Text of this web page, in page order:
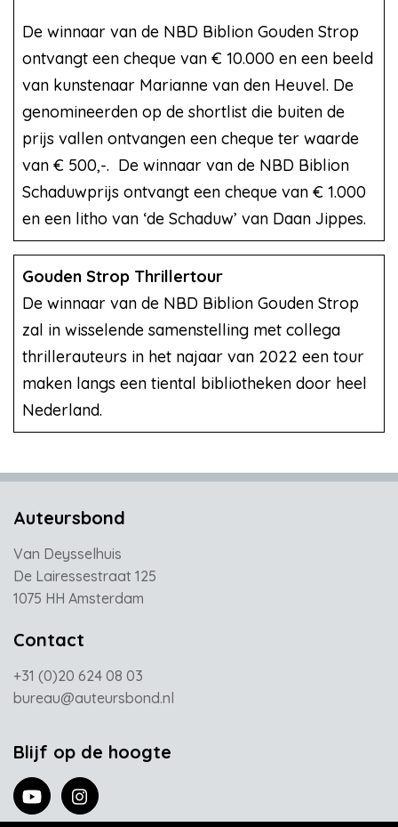
De winnaar van de NBD Biblion Gouden Strop
ontvangt een cheque van € 10.000 en een beeld
van kunstenaar Marianne van den Heuvel. De
genomineerden op de shortlist die buiten de
prijs vallen ontvangen een cheque ter waarde
van € 500,-. De winnaar van de NBD Biblion
Schaduwprijs ontvangt een cheque van € 1.000
en een litho van ‘de Schaduw’ van Daan Jippes.
Gouden Strop Thrillertour
De winnaar van de NBD Biblion Gouden Strop
zal in wisselende samenstelling met collega
thrillerauteurs in het najaar van 2022 een tour
maken langs een tiental bibliotheken door heel
Nederland.
Auteursbond
Van Deysselhuis
De Lairessestraat 125
1075 HH Amsterdam
Contact
+31 (0)20 624 08 03
bureau@auteursbond.nl
Blijf op de hoogte